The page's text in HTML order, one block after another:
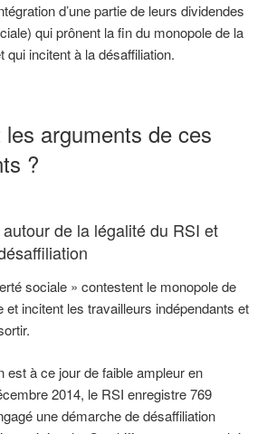
d’une partie de leurs dividendes
qui prônent la fin du monopole de la
qui incitent à la désaffiliation.
arguments de ces
?
autour de la légalité du RSI et
sociale » contestent le monopole de
et incitent les travailleurs indépendants et
est à ce jour de faible ampleur en
2014, le RSI enregistre 769
une démarche de désaffiliation